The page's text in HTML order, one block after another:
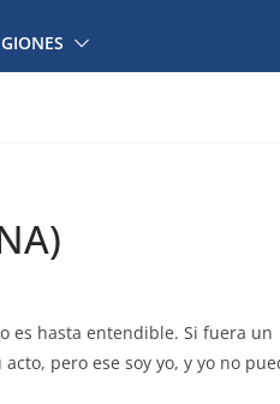
es hasta entendible. Si fuera un
pero ese soy yo, y yo no